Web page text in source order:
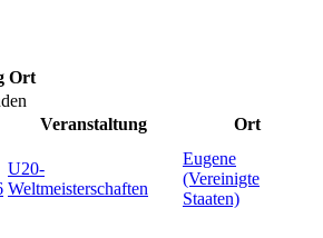
Ort
Veranstaltung Ort
U20-
Weltmeisterschaften
Eugene
(Vereinigte
Staaten)